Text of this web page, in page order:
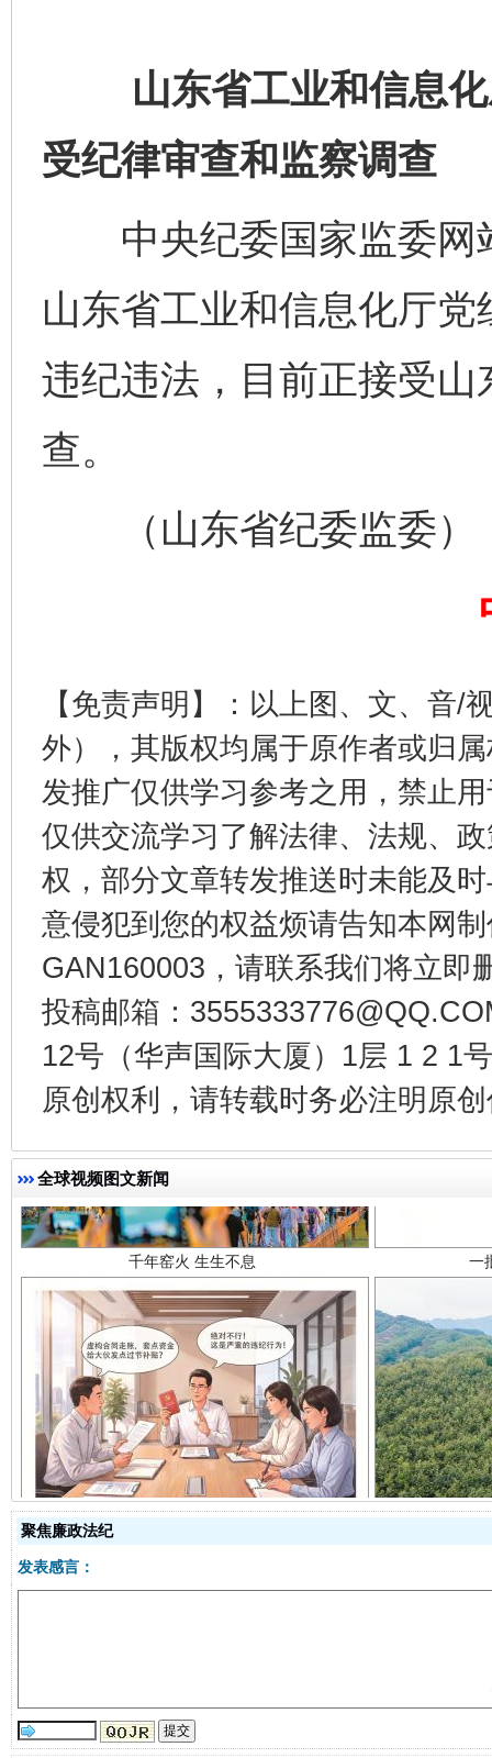
山东省工业和信息化
受纪律审查和监察调查
中央纪委国家监委网
山东省工业和信息化厅
违纪违法，目前正接受
查。
（山东省纪委监委）
【免责声明】：以上图、文、音/
外），其版权均属于原作者或归
发推广仅供学习参考之用，禁止
仅供交流学习了解法律、法规、
权，部分文章转发推送时未能及
意侵犯到您的权益烦请告知本网
GAN160003，请联系我们将立即
投稿邮箱：
12号（华声国际大厦）1层 1 2 1
原创权利，请转载时务必注明原
全球视频图文新闻
完善运行机制助力责任有效落实 一纸欠
东山县通报“牛蛙产品抗生素超标问题” 法
揭开“小金库”的免责幌子
受贿1.44亿！段成刚被判无期 从幼
聚焦廉政法纪
发表感言：